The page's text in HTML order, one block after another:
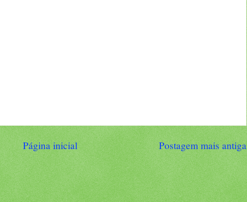
Postagem mais antiga
Página inicial